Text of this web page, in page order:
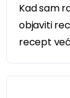
Kad sam
objaviti
recept